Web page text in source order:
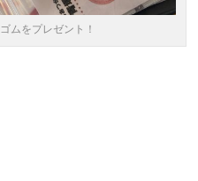
ムをプレゼント！